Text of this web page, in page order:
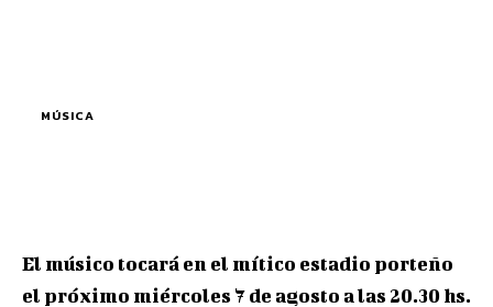
MÚSICA
El músico tocará en el mítico estadio porteño
el próximo miércoles 7 de agosto a las 20.30 hs.